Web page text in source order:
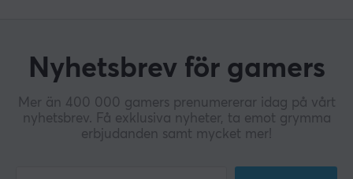
Nyhetsbrev för gamers
Mer än 400 000 gamers prenumererar idag på vårt
nyhetsbrev. Få exklusiva nyheter, ta emot grymma
erbjudanden samt mycket mer!